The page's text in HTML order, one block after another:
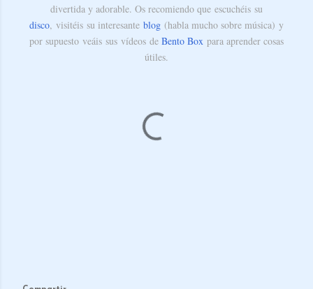
divertida y adorable. Os recomiendo que escuchéis su
disco, visitéis su interesante blog (habla mucho sobre música) y
por supuesto veáis sus vídeos de Bento Box para aprender cosas
útiles.